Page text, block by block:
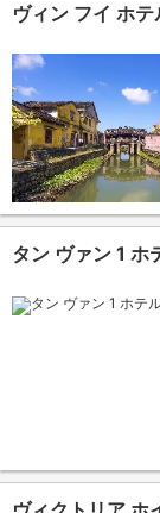
ヴィン フイ ホテ
タン ヴァン 1 ホ